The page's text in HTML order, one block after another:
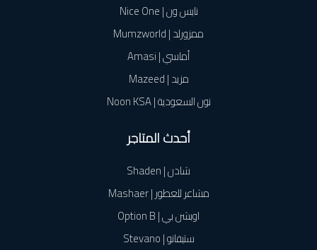
نايس ون | Nice One
ممزورلد | Mumzworld
أماسي | Amasi
مزيد | Mazeed
نون السعودية | Noon KSA
أحدث المتاجر
شادن | Shaden
مشاعر للعطور | Mashaer
اوبشن بي | Option B
ستيفانو | Stevano